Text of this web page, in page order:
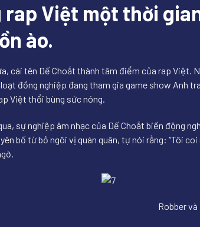
rap Việt một thời
ào.
cái tên Dế Choắt thành tâm điểm của rap Việt.
đồng nghiệp đang tham gia game show Anh
Việt thổi bùng sức nóng.
sự nghiệp âm nhạc của Dế Choắt biến động
bố từ bỏ ngôi vị quán quân, tự nói rằng: “Tôi
Robber